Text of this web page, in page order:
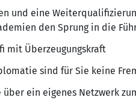
und eine
den Sprung in die
mit Überzeugungskraft
sind für Sie keine
ein eigenes Netzwerk